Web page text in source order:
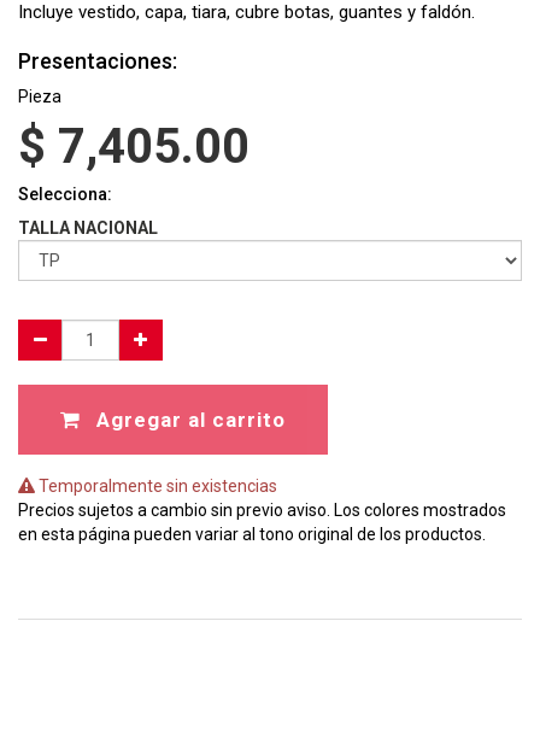
Incluye vestido, capa, tiara, cubre botas, guantes y faldón.
Presentaciones:
Pieza
$ 7,405.00
Selecciona:
TALLA NACIONAL
Agregar al carrito
Temporalmente sin existencias
Precios sujetos a cambio sin previo aviso. Los colores mostrados
en esta página pueden variar al tono original de los productos.